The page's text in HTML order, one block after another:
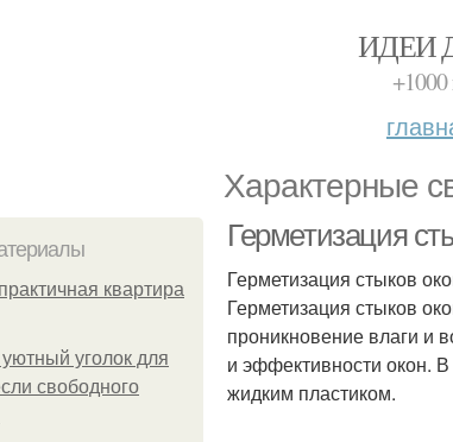
ИДЕИ
Характерные
квартира
уютный уголок для
свободного
Герметизация
Герметизация стыков
Герметизация стыков
проникновение влаги и
и эффективности окон.
жидким пластиком.